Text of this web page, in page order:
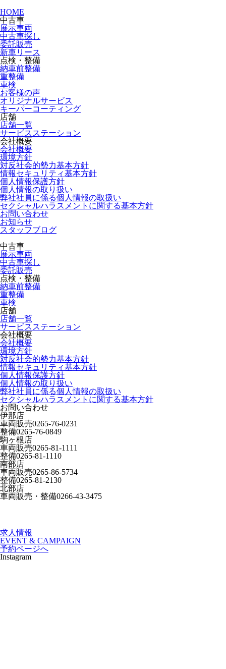
HOME
中古車
展示車両
中古車探し
委託販売
新車リース
点検・整備
納車前整備
重整備
車検
お客様の声
オリジナルサービス
キーパーコーティング
店舗
店舗一覧
サービスステーション
会社概要
会社概要
環境方針
対反社会的勢力基本方針
情報セキュリティ基本方針
個人情報保護方針
個人情報の取り扱い
弊社社員に係る個人情報の取扱い
セクシャルハラスメントに関する基本方針
お問い合わせ
お知らせ
スタッフブログ
中古車
展示車両
中古車探し
委託販売
点検・整備
納車前整備
重整備
車検
店舗
店舗一覧
サービスステーション
会社概要
会社概要
環境方針
対反社会的勢力基本方針
情報セキュリティ基本方針
個人情報保護方針
個人情報の取り扱い
弊社社員に係る個人情報の取扱い
セクシャルハラスメントに関する基本方針
お問い合わせ
伊那店
車両販売0265-76-0231
整備0265-76-0849
駒ヶ根店
車両販売0265-81-1111
整備0265-81-1110
南部店
車両販売0265-86-5734
整備0265-81-2130
北部店
車両販売・整備0266-43-3475
求人情報
EVENT & CAMPAIGN
予約ページへ
Instagram